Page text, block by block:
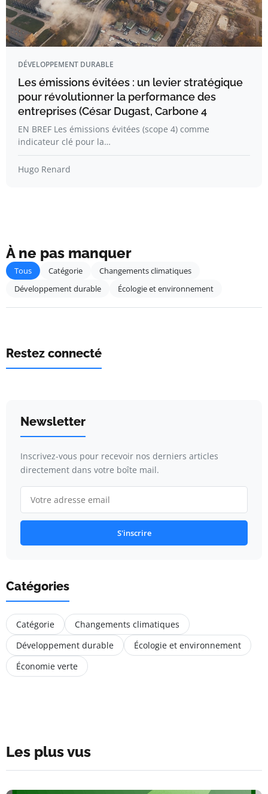
DÉVELOPPEMENT DURABLE
Les émissions évitées : un levier stratégique
pour révolutionner la performance des
entreprises (César Dugast, Carbone 4
EN BREF Les émissions évitées (scope 4) comme
indicateur clé pour la…
Hugo Renard
À ne pas manquer
Tous Catégorie
Changements climatiques
Développement durable
Écologie et environnement
Restez connecté
Newsletter
Inscrivez-vous pour recevoir nos derniers articles
directement dans votre boîte mail.
S'inscrire
Catégories
Catégorie
Changements climatiques
Développement durable
Écologie et environnement
Économie verte
Les plus vus